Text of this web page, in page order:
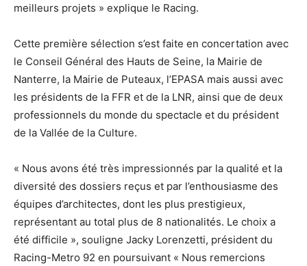
meilleurs projets » explique le Racing.
Cette première sélection s’est faite en concertation avec
le Conseil Général des Hauts de Seine, la Mairie de
Nanterre, la Mairie de Puteaux, l’EPASA mais aussi avec
les présidents de la FFR et de la LNR, ainsi que de deux
professionnels du monde du spectacle et du président
de la Vallée de la Culture.
« Nous avons été très impressionnés par la qualité et la
diversité des dossiers reçus et par l’enthousiasme des
équipes d’architectes, dont les plus prestigieux,
représentant au total plus de 8 nationalités. Le choix a
été difficile », souligne Jacky Lorenzetti, président du
Racing-Metro 92 en poursuivant « Nous remercions